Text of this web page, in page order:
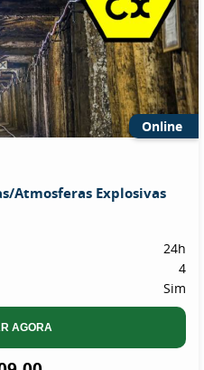
Online
Atmosferas Explosivas
24h
4
Sim
AGORA